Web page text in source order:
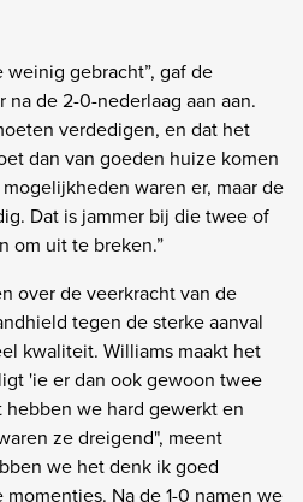
gebracht”, gaf de
de 2-0-nederlaag aan aan.
verdedigen, en dat het
dan van goeden huize komen
waren er, maar de
Dat is jammer bij die twee of
om uit te breken.”
over de veerkracht van de
tegen de sterke aanval
kwaliteit. Williams maakt het
'ie er dan ook gewoon twee
we hard gewerkt en
ze dreigend", meent
we het denk ik goed
Na de 1-0 namen we